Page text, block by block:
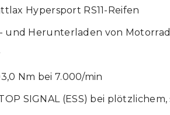
Hypersport RS11-Reifen
und Herunterladen von
Nm bei 7.000/min
SIGNAL (ESS) bei